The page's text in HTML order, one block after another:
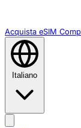
Acquista eSIM
Italiano